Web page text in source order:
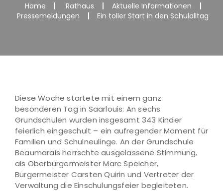
Home Rathaus
Aktuelle Informationen
Pressemeldungen
Ein toller Start in den Schulalltag
Diese Woche startete mit einem ganz
besonderen Tag in Saarlouis: An sechs
Grundschulen wurden insgesamt 343 Kinder
feierlich eingeschult – ein aufregender Moment für
Familien und Schulneulinge. An der Grundschule
Beaumarais herrschte ausgelassene Stimmung,
als Oberbürgermeister Marc Speicher,
Bürgermeister Carsten Quirin und Vertreter der
Verwaltung die Einschulungsfeier begleiteten.